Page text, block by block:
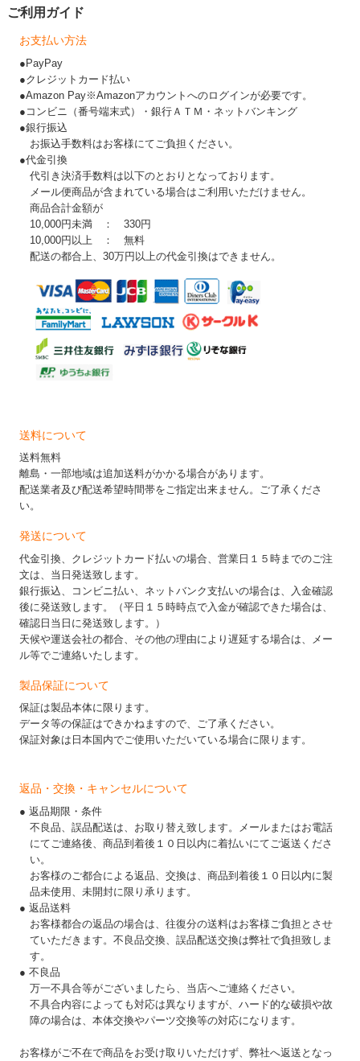
ご利用ガイド
お支払い方法
●PayPay
●クレジットカード払い
●Amazon Pay※Amazonアカウントへのログインが必要です。
●コンビニ（番号端末式）・銀行ＡＴＭ・ネットバンキング
●銀行振込
お振込手数料はお客様にてご負担ください。
●代金引換
代引き決済手数料は以下のとおりとなっております。
メール便商品が含まれている場合はご利用いただけません。
商品合計金額が
10,000円未満 ： 330円
10,000円以上 ： 無料
配送の都合上、30万円以上の代金引換はできません。
送料について
送料無料
離島・一部地域は追加送料がかかる場合があります。
配送業者及び配送希望時間帯をご指定出来ません。ご了承くださ
い。
発送について
代金引換、クレジットカード払いの場合、営業日１５時までのご注
文は、当日発送致します。
銀行振込、コンビニ払い、ネットバンク支払いの場合は、入金確認
後に発送致します。（平日１５時時点で入金が確認できた場合は、
確認日当日に発送致します。）
天候や運送会社の都合、その他の理由により遅延する場合は、メー
ル等でご連絡いたします。
製品保証について
保証は製品本体に限ります。
データ等の保証はできかねますので、ご了承ください。
保証対象は日本国内でご使用いただいている場合に限ります。
返品・交換・キャンセルについて
● 返品期限・条件
不良品、誤品配送は、お取り替え致します。メールまたはお電話
にてご連絡後、商品到着後１０日以内に着払いにてご返送くださ
い。
お客様のご都合による返品、交換は、商品到着後１０日以内に製
品未使用、未開封に限り承ります。
● 返品送料
お客様都合の返品の場合は、往復分の送料はお客様ご負担とさせ
ていただきます。不良品交換、誤品配送交換は弊社で負担致しま
す。
● 不良品
万一不具合等がございましたら、当店へご連絡ください。
不具合内容によっても対応は異なりますが、ハード的な破損や故
障の場合は、本体交換やパーツ交換等の対応になります。
お客様がご不在で商品をお受け取りいただけず、弊社へ返送となっ